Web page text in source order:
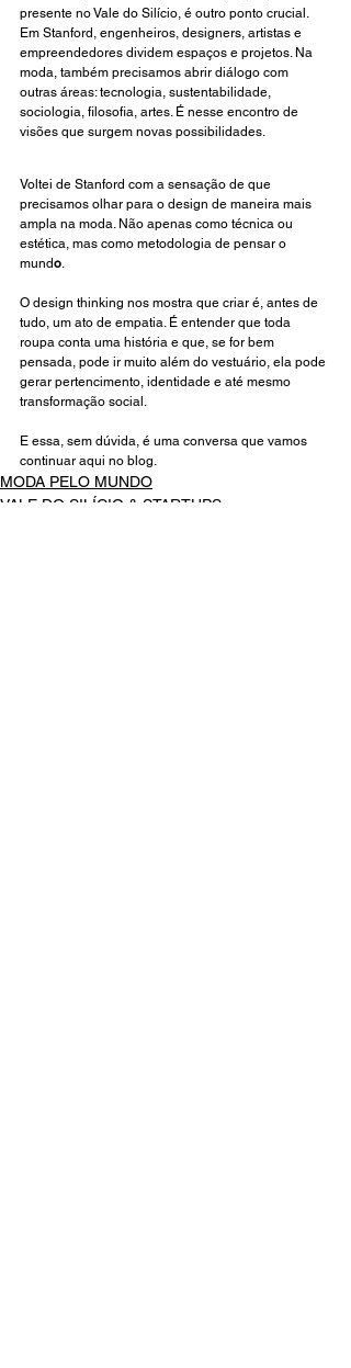
presente no Vale do Silício, é outro ponto crucial.
Em Stanford, engenheiros, designers, artistas e
empreendedores dividem espaços e projetos. Na
moda, também precisamos abrir diálogo com
outras áreas: tecnologia, sustentabilidade,
sociologia, filosofia, artes. É nesse encontro de
visões que surgem novas possibilidades.
Voltei de Stanford com a sensação de que
precisamos olhar para o design de maneira mais
ampla na moda. Não apenas como técnica ou
estética, mas como metodologia de pensar o
mundo
O design thinking nos mostra que criar é, antes de
tudo, um ato de empatia. É entender que toda
roupa conta uma história e que, se for bem
pensada, pode ir muito além do vestuário, ela pode
gerar pertencimento, identidade e até mesmo
transformação social.
E essa, sem dúvida, é uma conversa que vamos
continuar aqui no blog.
MODA PELO MUNDO
VALE DO SILÍCIO & STARTUPS